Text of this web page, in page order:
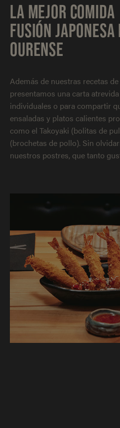
LA MEJOR COMIDA
FUSIÓN JAPONESA
OURENSE
Además de nuestras recetas
presentamos una carta
individuales o para compartir
ensaladas y platos calientes
como el Takoyaki (bolitas de
(brochetas de pollo). Sin
nuestros postres, que tanto